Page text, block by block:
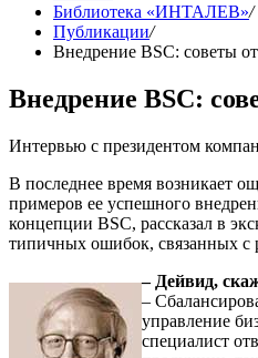
Библиотека «ИНТАЛЕВ»/
Публикации/
Внедрение BSС: советы
Внедрение BSС:
Интервью с президентом
В последнее время возникает
примеров ее успешного
концепции BSC, рассказал в
типичных ошибок, связанных с
– Дейвид,
–
управление
специалист